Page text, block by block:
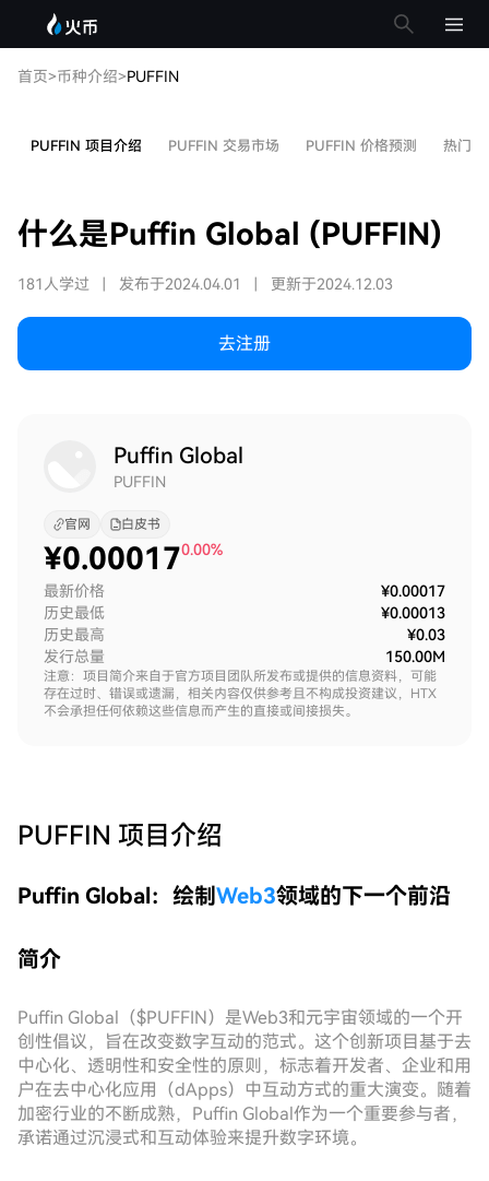
首页>币种介绍>PUFFIN
PUFFIN 项目介绍 PUFFIN 交易市场 PUFFIN 价格预测 热门文
什么是Puffin Global (PUFFIN)
181人学过 发布于2024.04.01 更新于2024.12.03
去注册
Puffin Global
PUFFIN
官网 白皮书
¥0.000170.00%
最新价格
¥0.00017
历史最低
¥0.00013
历史最高
¥0.03
发行总量
150.00M
注意：项目简介来自于官方项目团队所发布或提供的信息资料，可能
存在过时、错误或遗漏，相关内容仅供参考且不构成投资建议，HTX
不会承担任何依赖这些信息而产生的直接或间接损失。
PUFFIN 项目介绍
Puffin Global：绘制Web3领域的下一个前沿
简介
Puffin Global（$PUFFIN）是Web3和元宇宙领域的一个开
创性倡议，旨在改变数字互动的范式。这个创新项目基于去
中心化、透明性和安全性的原则，标志着开发者、企业和用
户在去中心化应用（dApps）中互动方式的重大演变。随着
加密行业的不断成熟，Puffin Global作为一个重要参与者，
承诺通过沉浸式和互动体验来提升数字环境。